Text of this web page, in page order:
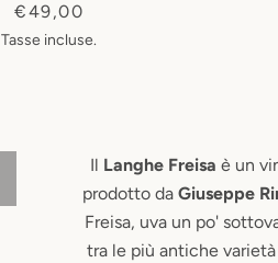
Prezzo
€49,00
Tasse incluse.
Il Langhe Freisa è un
prodotto daGiuseppe
Freisa, uva un po'
tra le più antiche